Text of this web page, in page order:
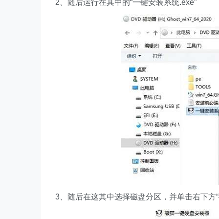
2、随后运行在其中的“一键安装系统.exe”
3、随后在这其中选择磁盘分区，并单击右下方“